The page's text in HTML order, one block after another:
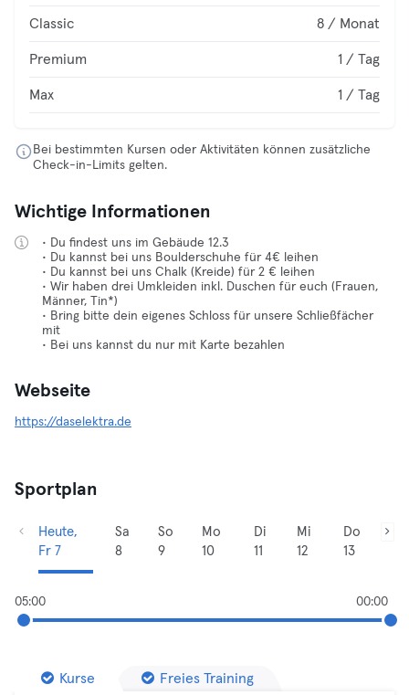
Classic 8 / Monat
Premium 1 / Tag
Max 1 / Tag
Bei bestimmten Kursen oder Aktivitäten können zusätzliche
Check-in-Limits gelten.
Wichtige Informationen
• Du findest uns im Gebäude 12.3
• Du kannst bei uns Boulderschuhe für 4€ leihen
• Du kannst bei uns Chalk (Kreide) für 2 € leihen
• Wir haben drei Umkleiden inkl. Duschen für euch (Frauen,
Männer, Tin*)
• Bring bitte dein eigenes Schloss für unsere Schließfächer
mit
• Bei uns kannst du nur mit Karte bezahlen
Webseite
https://daselektra.de
Sportplan
Heute,
Fr 7
Sa
8
So
9
Mo
10
Di
11
Mi
12
Do
13
05:00 00:00
Kurse Freies Training